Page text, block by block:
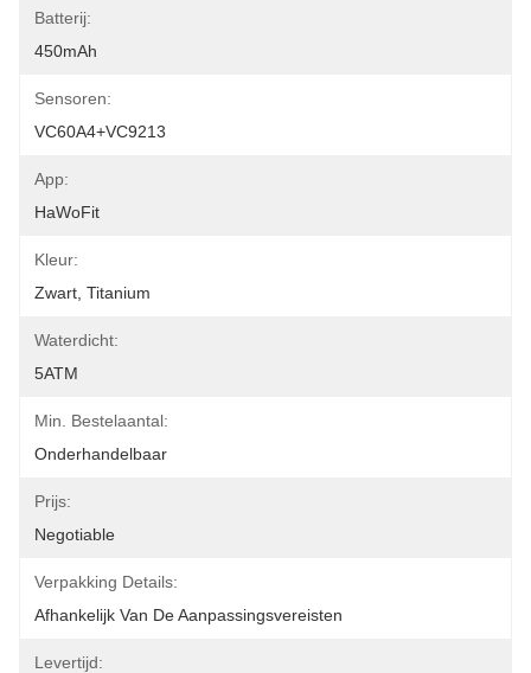
Batterij:
450mAh
Sensoren:
VC60A4+VC9213
App:
HaWoFit
Kleur:
Zwart, Titanium
Waterdicht:
5ATM
Min. Bestelaantal:
Onderhandelbaar
Prijs:
Negotiable
Verpakking Details:
Afhankelijk Van De Aanpassingsvereisten
Levertijd: